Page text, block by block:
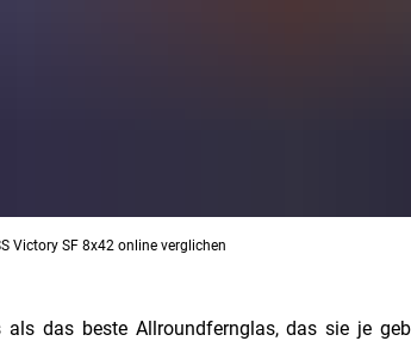
Victory SF 8x42 online verglichen
als das beste Allroundfernglas, das sie je